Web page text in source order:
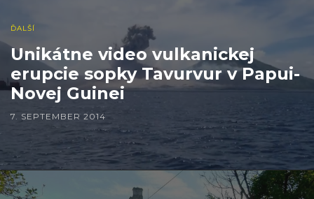
ĎALŠÍ
Unikátne video vulkanickej
erupcie sopky Tavurvur v Papui-
Novej Guinei
7. SEPTEMBER 2014